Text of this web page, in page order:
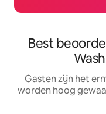
Best
Gasten zijn het
worden hoog